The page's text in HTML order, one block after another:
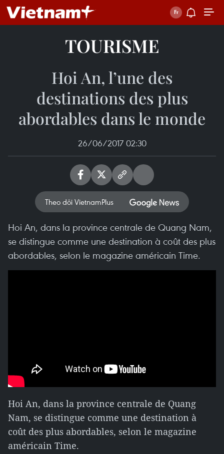
TOURISME
Hoi An, l’une des
destinations des plus
abordables dans le monde
26/06/2017 02:30
Theo dõi VietnamPlus
Hoi An, dans la province centrale de Quang Nam,
se distingue comme une destination à coût des plus
abordables, selon le magazine américain Time.
Hoi An, dans la province centrale de Quang
Nam, se distingue comme une destination à
coût des plus abordables, selon le magazine
américain Time.